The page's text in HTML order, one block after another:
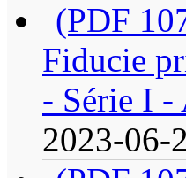
(PDF
Fiducie
- Série I -
2023-06-